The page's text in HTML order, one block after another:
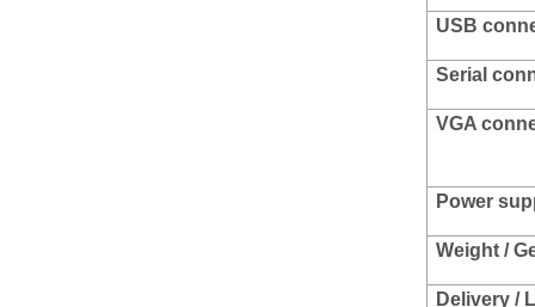
USB conn
Serial
VGA
Power
Weight /
Delivery /